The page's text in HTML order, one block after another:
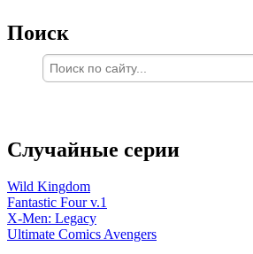
Поиск
Случайные серии
Wild Kingdom
Fantastic Four v.1
X-Men: Legacy
Ultimate Comics Avengers